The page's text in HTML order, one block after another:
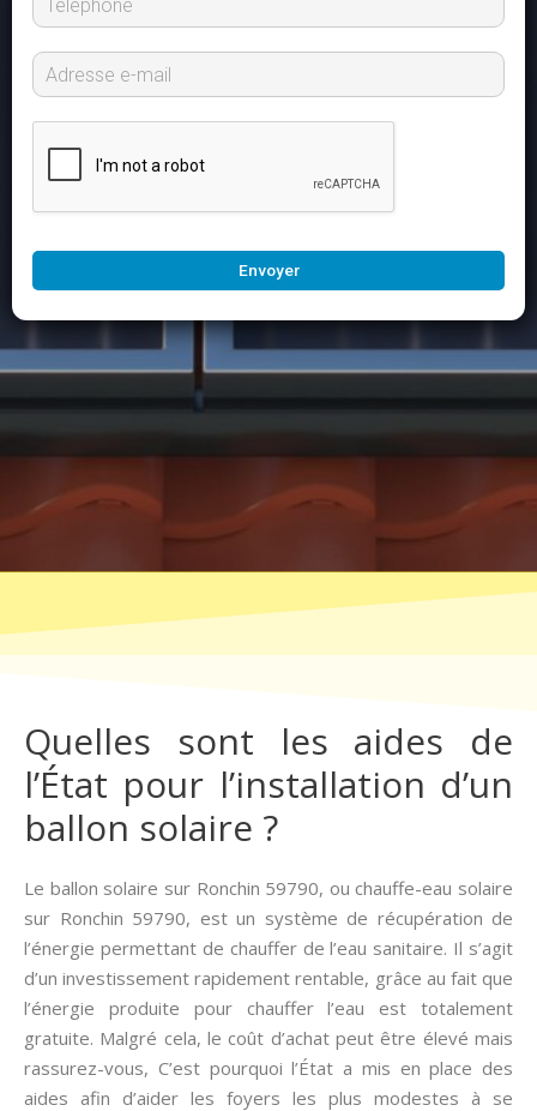
Envoyer
Quelles sont les aides de
l’État pour l’installation d’un
ballon solaire ?
Le ballon solaire sur Ronchin 59790, ou chauffe-eau solaire
sur Ronchin 59790, est un système de récupération de
l’énergie permettant de chauffer de l’eau sanitaire. Il s’agit
d’un investissement rapidement rentable, grâce au fait que
l’énergie produite pour chauffer l’eau est totalement
gratuite. Malgré cela, le coût d’achat peut être élevé mais
rassurez-vous, C’est pourquoi l’État a mis en place des
aides afin d’aider les foyers les plus modestes à se